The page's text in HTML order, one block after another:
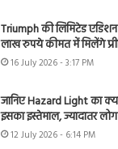
Triumph की लिमिटेड
लाख रुपये कीमत में मिलेंगे
16 July 2026 - 3:17 PM
जानिए Hazard Light का
इसका इस्तेमाल, ज्यादातर
12 July 2026 - 6:14 PM